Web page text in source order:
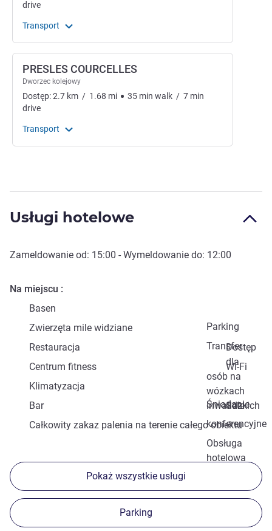
drive
Transport
PRESLES COURCELLES
Dworzec kolejowy
Dostęp:2.7 km / 1.68 mi 35 min walk / 7 min
drive
Transport
Usługi hotelowe
Zameldowanie od: 15:00 - Wymeldowanie do: 12:00
Na miejscu
Basen
Parking
Zwierzęta mile widziane
Transfer
Restauracja
Dostęp
dla
osób na
wózkach
inwalidzkich
Centrum fitness
Wi-Fi
Klimatyzacja
Śniadanie
Bar
Sale
konferencyjne
Całkowity zakaz palenia na terenie całego obiektu
Obsługa
hotelowa
Pokaż wszystkie usługi
Parking